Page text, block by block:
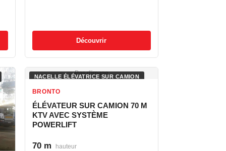
Découvrir
Pas d'image
NACELLE ÉLÉVATRICE SUR CAMION
BRONTO
ÉLÉVATEUR SUR CAMION 70 M
KTV AVEC SYSTÈME
POWERLIFT
70 m hauteur